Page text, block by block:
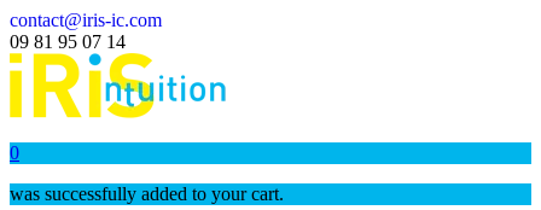
contact@iris-ic.com
09 81 95 07 14
0
was successfully added to your cart.